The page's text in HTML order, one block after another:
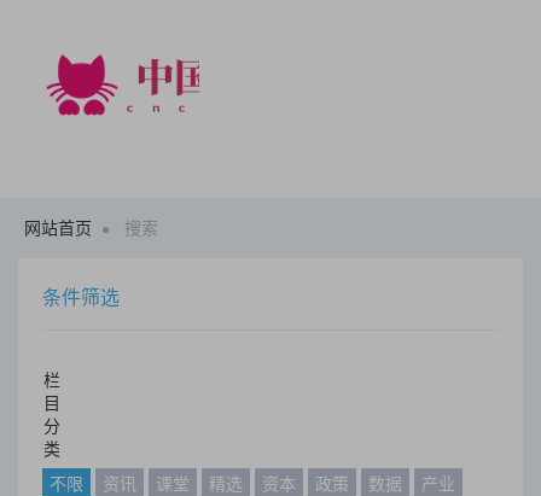
网站首页 搜索
条件筛选
栏
目
分
类
不限
资讯 课堂 精选 资本 政策 数据
产业